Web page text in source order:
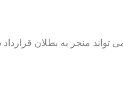
اصول می تواند منجر به بطلان